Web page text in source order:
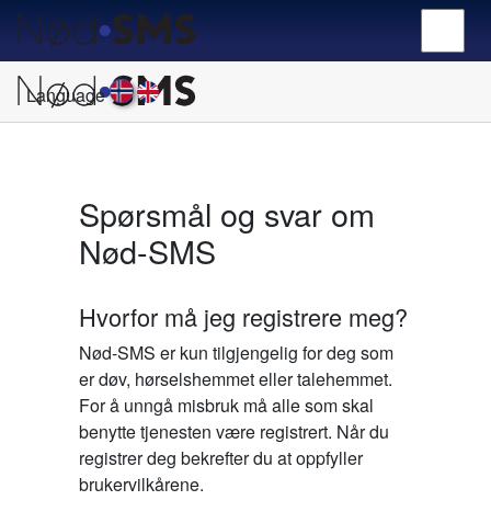
Language
Spørsmål og svar om
Nød-SMS
Hvorfor må jeg registrere meg?
Nød-SMS er kun tilgjengelig for deg som
er døv, hørselshemmet eller talehemmet.
For å unngå misbruk må alle som skal
benytte tjenesten være registrert. Når du
registrer deg bekrefter du at oppfyller
brukervilkårene.